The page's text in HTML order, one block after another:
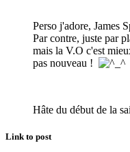
Perso j'adore, James
Par contre, juste par
mais la V.O c'est
pas nouveau !
Hâte du début de la
Link to post